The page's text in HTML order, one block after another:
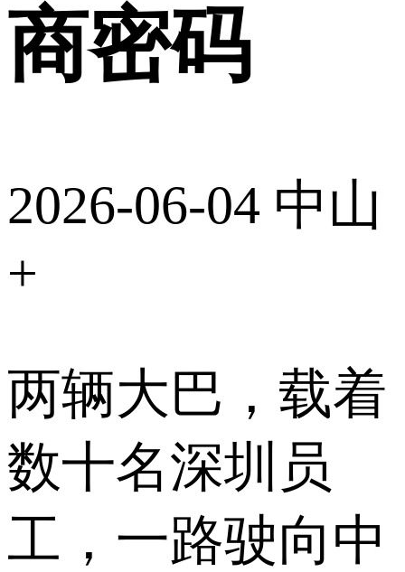
商密码
2026-06-04 中山
+
两辆大巴，载着
数十名深圳员
工，一路驶向中